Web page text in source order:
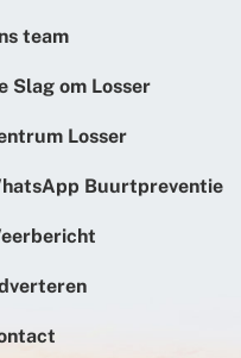
team
Slag om Losser
Losser
Buurtpreventie